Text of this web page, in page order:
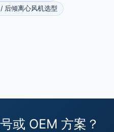
后倾离心风机选型
或 OEM 方案？